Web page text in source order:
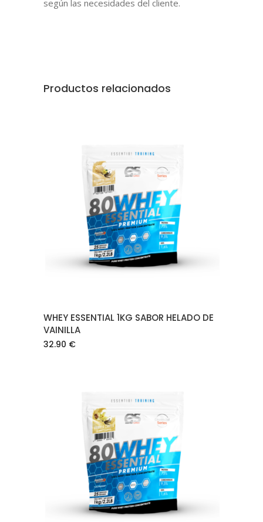
según las necesidades del cliente.
Productos relacionados
AÑADIR AL CARRITO
WHEY ESSENTIAL 1KG SABOR HELADO DE
VAINILLA
32.90 €
AÑADIR AL CARRITO